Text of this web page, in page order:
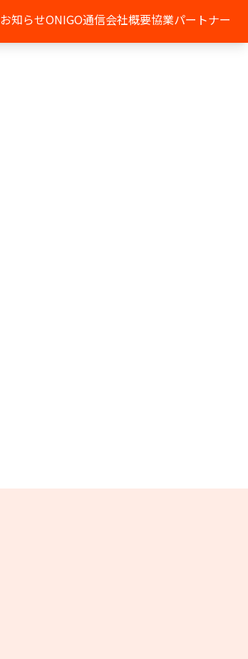
お知らせONIGO通信会社概要協業パートナー